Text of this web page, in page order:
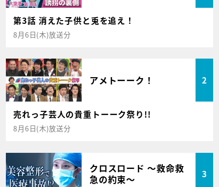
第3話 消えた子供と兎を追え！
8月6日(木)放送分
アメトーーク！ 2
売れっ子芸人の貴重トーーク祭り!!
8月6日(木)放送分
クロスロード ～救命救
急の約束～
3